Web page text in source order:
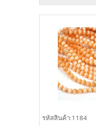
รหัสสินค้า:1184